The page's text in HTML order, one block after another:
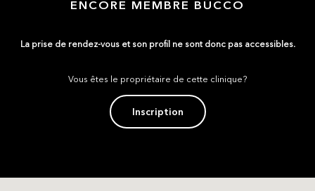
ENCORE MEMBRE BÜCCO
La prise de rendez-vous et son profil ne sont donc pas accessibles.
Vous êtes le propriétaire de cette clinique?
Inscription